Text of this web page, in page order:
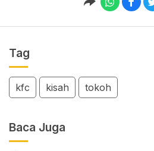
Tag
kfc kisah tokoh
Baca Juga